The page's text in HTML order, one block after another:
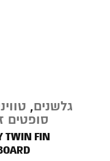
גלשנים,
סופטים
TWIN FIN